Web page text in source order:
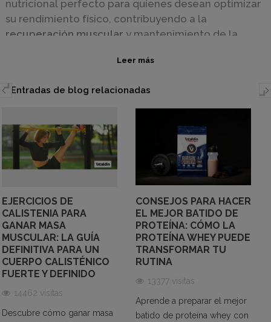
nutricional perfecto para quienes desean optimizar
su rendimiento físico, contribuyendo a la
recuperación muscular y mantenimiento de la
sus metas de entrenamiento. En
proteínas de alta calidad, elaborada a base de
concentrado de proteína de suero,con beneficios
clave para la salud y el deporte.
¿Qué es la proteína Whey y por qué
elegirla?
La proteína Whey, derivada del suero de leche, es
una fuente completa de aminoácidos esenciales.
Gracias a su rápida absorción, es ideal para consumir
después del entrenamiento, optimizando la
reparación muscular
y el crecimiento. En cada
porción de los batidos de Vitaldin obtendrás:
21 gramos de proteína de alto valor biológico.
6.7 gramos de BCAAs
esenciales para la regeneración muscular).
Leer más
Entradas de blog relacionadas
EJERCICIOS DE
CALISTENIA PARA
GANAR MASA
MUSCULAR: LA GUÍA
DEFINITIVA PARA UN
CUERPO CALISTÉNICO
FUERTE Y DEFINIDO
14462 visitas
Descubre cómo ganar masa
CONSEJOS PARA HACER
EL MEJOR BATIDO DE
PROTEÍNA: CÓMO LA
PROTEÍNA WHEY PUEDE
TRANSFORMAR TU
RUTINA
13377 visitas
Aprende a preparar el mejor
batido de proteína whey con